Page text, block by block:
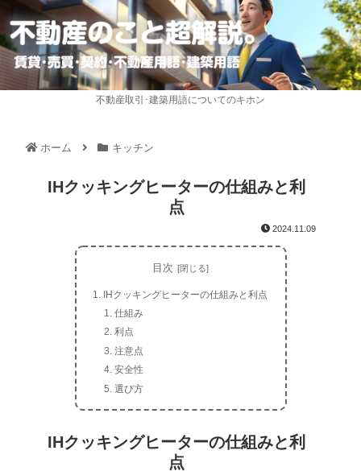
不動産取引･建築用語についてのキホン
ホーム キッチン
IHクッキングヒーターの仕組みと利
点
2024.11.09
目次
IHクッキングヒーターの仕組みと利点
仕組み
利点
注意点
安全性
選び方
IHクッキングヒーターの仕組みと利
点